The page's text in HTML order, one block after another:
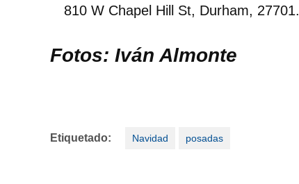
810 W Chapel Hill St, Durham, 27701.
Fotos: Iván Almonte
Etiquetado: Navidad posadas